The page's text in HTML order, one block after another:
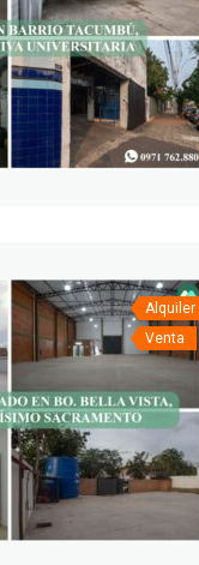
Alquiler
Venta